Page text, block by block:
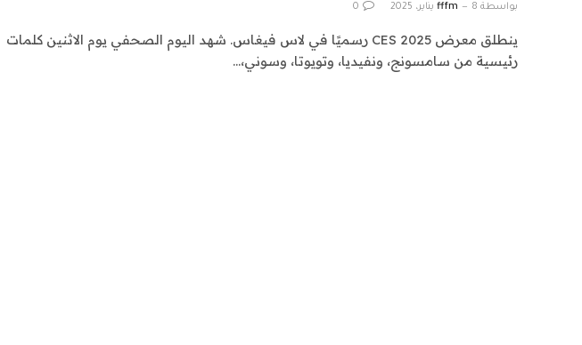
بواسطة fffm 8 يناير، 2025 0
ينطلق معرض CES 2025 رسميًا في لاس فيغاس. شهد اليوم الصحفي يوم الاثنين كلمات
رئيسية من سامسونج، ونفيديا، وتويوتا، وسوني،…